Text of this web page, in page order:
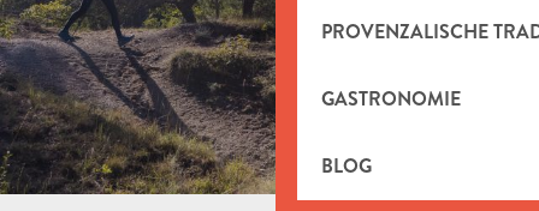
PROVENZALISCHE
GASTRONOMIE
BLOG